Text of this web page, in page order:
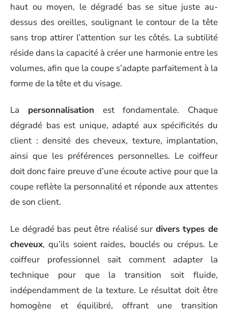
haut ou moyen, le dégradé bas se situe juste au-
dessus des oreilles, soulignant le contour de la tête
sans trop attirer l’attention sur les côtés. La subtilité
réside dans la capacité à créer une harmonie entre les
volumes, afin que la coupe s’adapte parfaitement à la
forme de la tête et du visage.
La personnalisation est fondamentale. Chaque
dégradé bas est unique, adapté aux spécificités du
client : densité des cheveux, texture, implantation,
ainsi que les préférences personnelles. Le coiffeur
doit donc faire preuve d’une écoute active pour que la
coupe reflète la personnalité et réponde aux attentes
de son client.
Le dégradé bas peut être réalisé sur divers types de
cheveux, qu’ils soient raides, bouclés ou crépus. Le
coiffeur professionnel sait comment adapter la
technique pour que la transition soit fluide,
indépendamment de la texture. Le résultat doit être
homogène et équilibré, offrant une transition